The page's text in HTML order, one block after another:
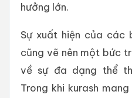
hưởng lớn.
Sự xuất hiện của các
cũng vẽ nên một bức
về sự đa dạng thể
Trong khi kurash